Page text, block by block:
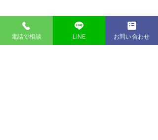
電話で相談 LINE お問い合わせ